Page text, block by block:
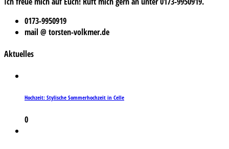
0173-9950919
mail @ torsten-volkmer.de
Aktuelles
Hochzeit: Stylische Sommerhochzeit in Celle
0